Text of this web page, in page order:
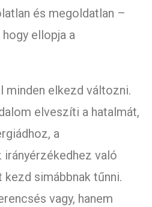
és megoldatlan –
ellopja a
minden elkezd változni.
elveszíti a hatalmát,
a
való
simábbnak tűnni.
vagy, hanem